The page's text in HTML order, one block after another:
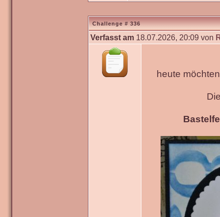
Challenge # 336
Verfasst am 18.07.2026, 20:09 von
heute